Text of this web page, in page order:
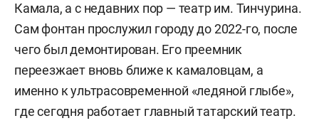
Камала, а с недавних пор — театр им. Тинчурина.
Сам фонтан прослужил городу до 2022-го, после
чего был демонтирован. Его преемник
переезжает вновь ближе к камаловцам, а
именно к ультрасовременной «ледяной глыбе»,
где сегодня работает главный татарский театр.